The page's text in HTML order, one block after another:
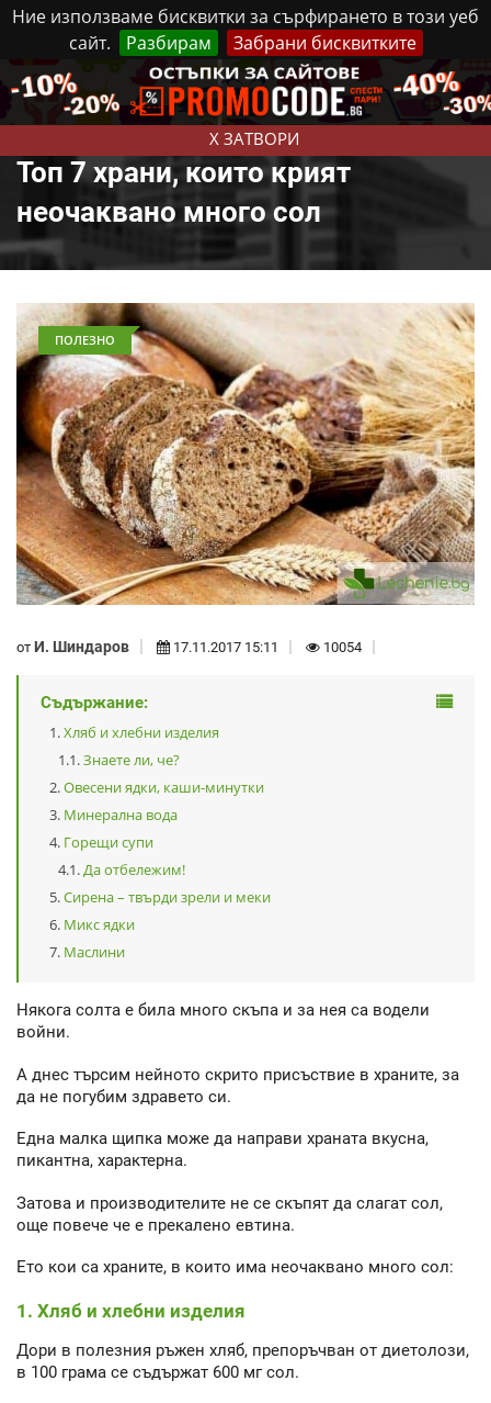
Ние използваме бисквитки за сърфирането в този уеб
сайт.
Разбирам Забрани бисквитките
X ЗАТВОРИ
Четвъртък, 6 Август, 2026 Реклама Контакти
Топ 7 храни, които крият
неочаквано много сол
ПОЛЕЗНО
от И. Шиндаров 17.11.2017 15:11 10054
Съдържание:
Хляб и хлебни изделия
Знаете ли, че?
Овесени ядки, каши-минутки
Минерална вода
Горещи супи
Да отбележим!
Сирена – твърди зрели и меки
Микс ядки
Маслини
Някога солта е била много скъпа и за нея са водели
войни.
А днес търсим нейното скрито присъствие в храните, за
да не погубим здравето си.
Една малка щипка може да направи храната вкусна,
пикантна, характерна.
Затова и производителите не се скъпят да слагат сол,
още повече че е прекалено евтина.
Ето кои са храните, в които има неочаквано много сол:
1. Хляб и хлебни изделия
Дори в полезния ръжен хляб, препоръчван от диетолози,
в 100 грама се съдържат 600 мг сол.